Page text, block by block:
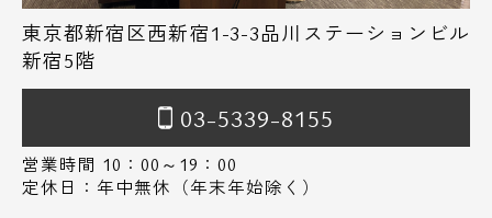
東京都新宿区西新宿1-3-3品川ステーションビル
新宿5階
03-5339-8155
営業時間 10：00～19：00
定休日：年中無休（年末年始除く）